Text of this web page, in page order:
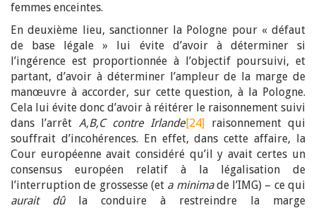
femmes enceintes.
En deuxième lieu, sanctionner la Pologne pour « défaut
de base légale » lui évite d’avoir à déterminer si
l’ingérence est proportionnée à l’objectif poursuivi, et
partant, d’avoir à déterminer l’ampleur de la marge de
manœuvre à accorder, sur cette question, à la Pologne.
Cela lui évite donc d’avoir à réitérer le raisonnement suivi
dans l’arrêt A,B,C contre Irlande[24] raisonnement qui
souffrait d’incohérences. En effet, dans cette affaire, la
Cour européenne avait considéré qu’il y avait certes un
consensus européen relatif à la légalisation de
l’interruption de grossesse (et a minimade l’IMG) – ce qui
aurait dû la conduire à restreindre la marge